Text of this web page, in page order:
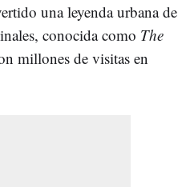
una leyenda urbana de
conocida como The
millones de visitas en